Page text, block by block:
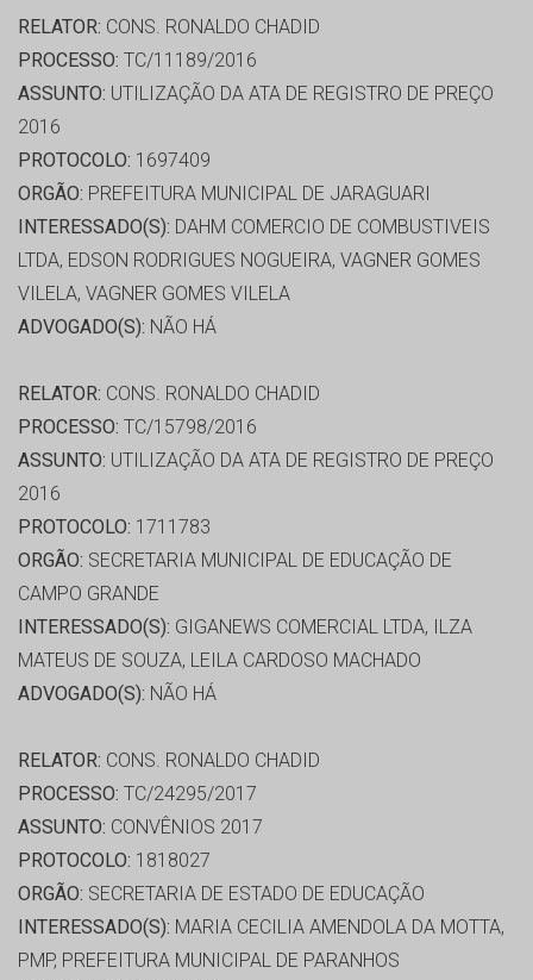
RELATOR: CONS. RONALDO CHADID
PROCESSO: TC/11189/2016
ASSUNTO: UTILIZAÇÃO DA ATA DE REGISTRO DE PREÇO
2016
PROTOCOLO: 1697409
ORGÃO: PREFEITURA MUNICIPAL DE JARAGUARI
INTERESSADO(S): DAHM COMERCIO DE COMBUSTIVEIS
LTDA, EDSON RODRIGUES NOGUEIRA, VAGNER GOMES
VILELA, VAGNER GOMES VILELA
ADVOGADO(S): NÃO HÁ
RELATOR: CONS. RONALDO CHADID
PROCESSO: TC/15798/2016
ASSUNTO: UTILIZAÇÃO DA ATA DE REGISTRO DE PREÇO
2016
PROTOCOLO: 1711783
ORGÃO: SECRETARIA MUNICIPAL DE EDUCAÇÃO DE
CAMPO GRANDE
INTERESSADO(S): GIGANEWS COMERCIAL LTDA, ILZA
MATEUS DE SOUZA, LEILA CARDOSO MACHADO
ADVOGADO(S): NÃO HÁ
RELATOR: CONS. RONALDO CHADID
PROCESSO: TC/24295/2017
ASSUNTO: CONVÊNIOS 2017
PROTOCOLO: 1818027
ORGÃO: SECRETARIA DE ESTADO DE EDUCAÇÃO
INTERESSADO(S): MARIA CECILIA AMENDOLA DA MOTTA,
PMP, PREFEITURA MUNICIPAL DE PARANHOS